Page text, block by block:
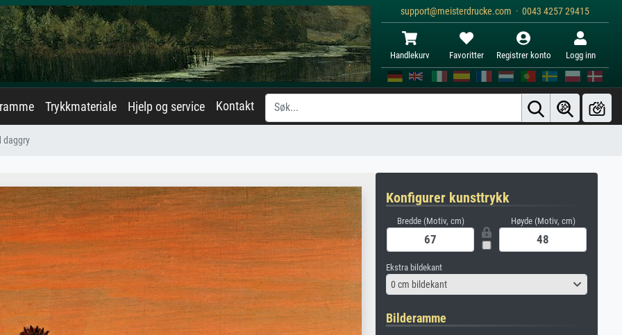
support@meisterdrucke.com · 0043 4257 29415
Handlekurv Favoritter Registrer konto Logg inn
Trykkmateriale Hjelp og service Kontakt
daggry
Konfigurer kunsttrykk
Bredde (Motiv, cm) Høyde (Motiv, cm)
Ekstra bildekant
0 cm bildekant
Bilderamme